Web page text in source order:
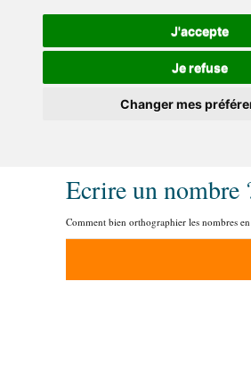
J'accepte
Je refuse
Changer mes
Ecrire un nombre
Comment bien orthographier les nombres